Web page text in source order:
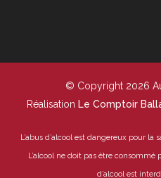
© Copyright 2026
Réalisation Le Comptoir
L’abus d’alcool est dangereux pour
L’alcool ne doit pas être consommé
d’alcool est